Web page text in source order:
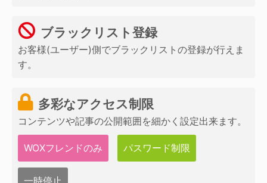
ブラックリスト登録
お客様(ユーザー)側でブラックリストの登録が行えま
す。
多彩なアクセス制限
コンテンツや記事の公開範囲を細かく設定出来ます。
WOXフレンドのみ パスワード制限
一時停止